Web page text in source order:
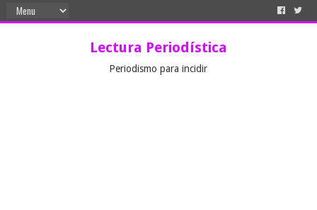
Lectura Periodística
Periodismo para incidir